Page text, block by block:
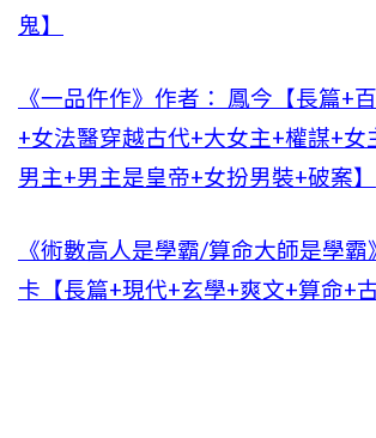
鬼】
《一品仵作》作者： 鳳今【長篇+
+女法醫穿越古代+大女主+權謀+女
男主+男主是皇帝+女扮男裝+破案】
《術數高人是學霸/算命大師是學
卡【長篇+現代+玄學+爽文+算命+